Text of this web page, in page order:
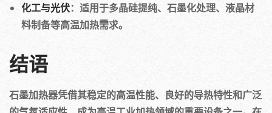
化工与光伏：适用于多晶硅提纯、石墨化处理、液晶材
料制备等高温加热需求。
结语
石墨加热器凭借其稳定的高温性能、良好的导热特性和广泛